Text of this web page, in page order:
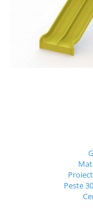
Jocuri cu nisip
Echipamente de
Trasee echilibristica
Echipamente tematice
Fotbal si Handbal
Peste